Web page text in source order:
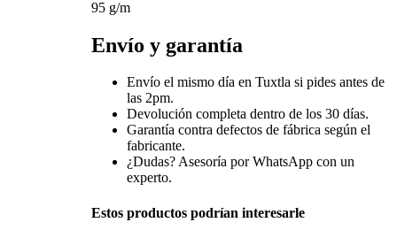
95 g/m
Envío y garantía
Envío el mismo día en Tuxtla si pides antes de
las 2pm.
Devolución completa dentro de los 30 días.
Garantía contra defectos de fábrica según el
fabricante.
¿Dudas? Asesoría por WhatsApp con un
experto.
Estos productos podrían interesarle